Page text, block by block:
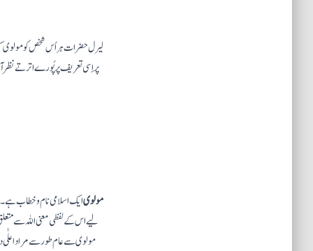
لیرل حضرات ہر اُس شخص کو مولوی
پر اِسی تعریف پر پُورے اترتے
مولویایک اسلامی نام و خطاب ہے۔
لیے اس کے لفظی معنی اللہ سے متعلق
مولوی سے عام طور سے مراد اعلٰی